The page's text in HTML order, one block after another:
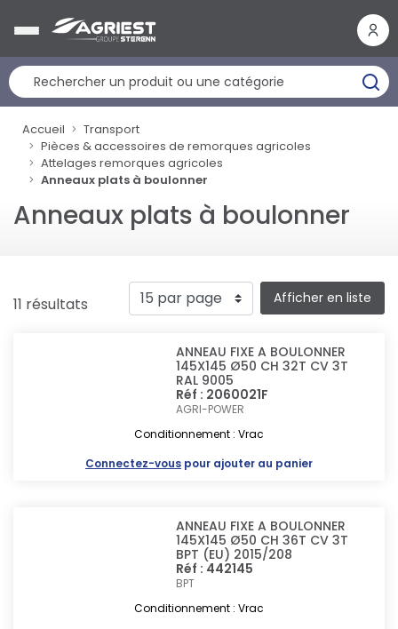
Accueil
Transport
Pièces & accessoires de remorques agricoles
Attelages remorques agricoles
Anneaux plats à boulonner
Anneaux plats à boulonner
11 résultats Afficher en liste
ANNEAU FIXE A BOULONNER
145X145 Ø50 CH 32T CV 3T
RAL 9005
Réf : 2060021F
AGRI-POWER
Conditionnement : Vrac
Connectez-vous pour ajouter au panier
ANNEAU FIXE A BOULONNER
145X145 Ø50 CH 36T CV 3T
BPT (EU) 2015/208
Réf : 442145
BPT
Conditionnement : Vrac